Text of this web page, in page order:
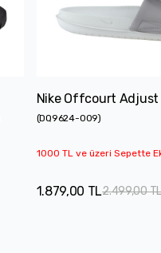
Nike Offcourt Adjust
(DQ9624-009)
1000 TL ve üzeri Sepette
2.499,00
1.879,00 TL